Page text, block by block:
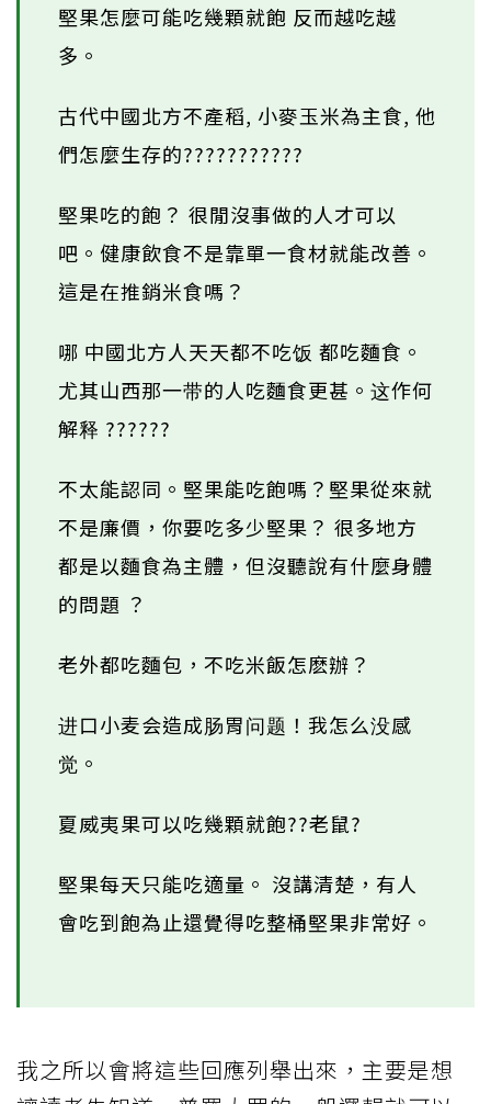
堅果怎麼可能吃幾顆就飽 反而越吃越
多。
古代中國北方不產稻, 小麥玉米為主食, 他
們怎麼生存的???????????
堅果吃的飽？ 很閒沒事做的人才可以
吧。健康飲食不是靠單一食材就能改善。
這是在推銷米食嗎？
哪 中國北方人天天都不吃饭 都吃麵食。
尤其山西那一带的人吃麵食更甚。这作何
解释 ??????
不太能認同。堅果能吃飽嗎？堅果從來就
不是廉價，你要吃多少堅果？ 很多地方
都是以麵食為主體，但沒聽說有什麼身體
的問題 ？
老外都吃麵包，不吃米飯怎麽辦？
进口小麦会造成肠胃问题！我怎么没感
觉。
夏威夷果可以吃幾顆就飽??老鼠?
堅果每天只能吃適量。 沒講清楚，有人
會吃到飽為止還覺得吃整桶堅果非常好。
我之所以會將這些回應列舉出來，主要是想